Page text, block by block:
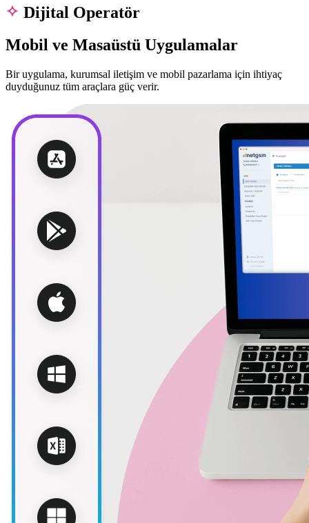
Dijital Operatör
Mobil ve Masaüstü Uygulamalar
Bir uygulama, kurumsal iletişim ve mobil pazarlama için ihtiyaç
duyduğunuz tüm araçlara güç verir.